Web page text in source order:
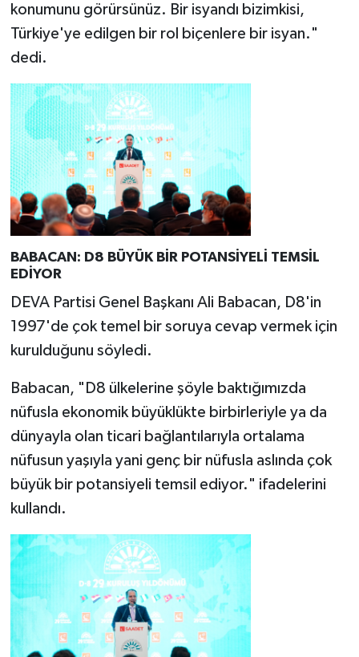
konumunu görürsünüz. Bir isyandı bizimkisi,
Türkiye'ye edilgen bir rol biçenlere bir isyan."
dedi.
BABACAN: D8 BÜYÜK BİR POTANSİYELİ TEMSİL
EDİYOR
DEVA Partisi Genel Başkanı Ali Babacan, D8'in
1997'de çok temel bir soruya cevap vermek için
kurulduğunu söyledi.
Babacan, "D8 ülkelerine şöyle baktığımızda
nüfusla ekonomik büyüklükte birbirleriyle ya da
dünyayla olan ticari bağlantılarıyla ortalama
nüfusun yaşıyla yani genç bir nüfusla aslında çok
büyük bir potansiyeli temsil ediyor." ifadelerini
kullandı.